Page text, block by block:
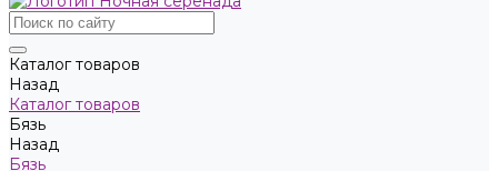
Каталог товаров
Назад
Каталог товаров
Бязь
Назад
Бязь